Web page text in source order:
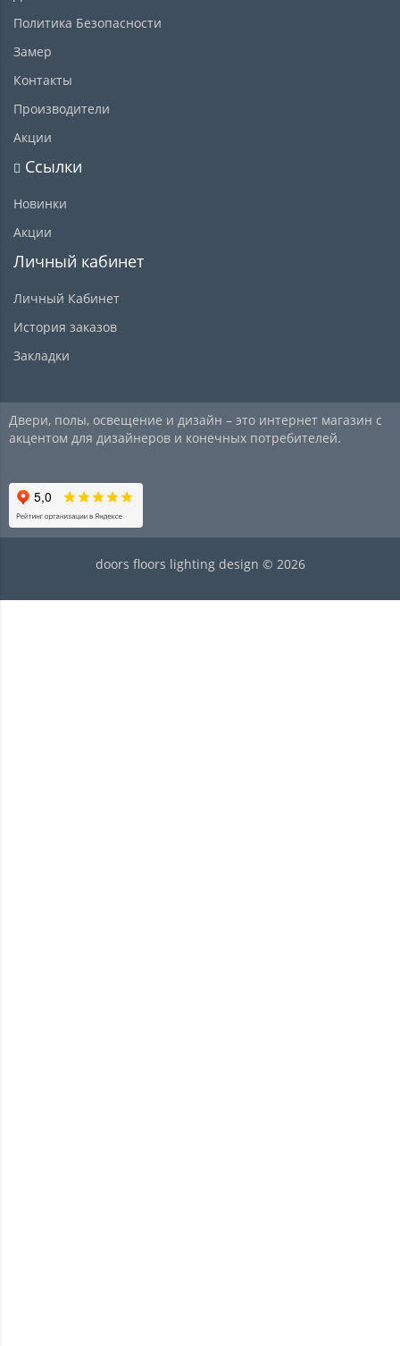
Политика Безопасности
Замер
Контакты
Производители
Акции
Ссылки
Новинки
Акции
Личный кабинет
Личный Кабинет
История заказов
Закладки
Двери, полы, освещение и дизайн – это интернет магазин с
акцентом для дизайнеров и конечных потребителей.
doors floors lighting design © 2026